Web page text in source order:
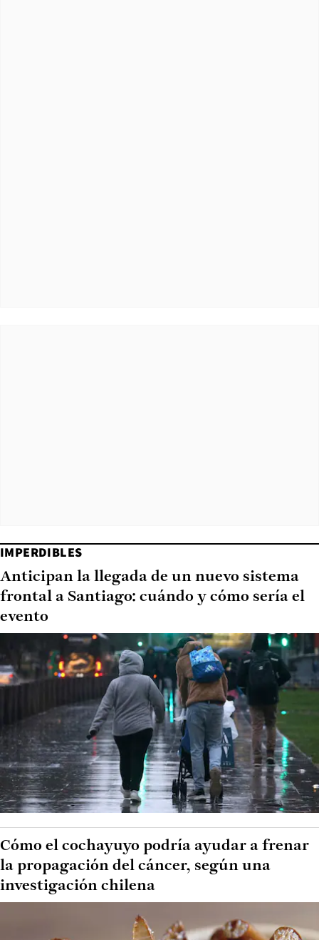
IMPERDIBLES
Anticipan la llegada de un nuevo sistema
frontal a Santiago: cuándo y cómo sería el
evento
Cómo el cochayuyo podría ayudar a frenar
la propagación del cáncer, según una
investigación chilena